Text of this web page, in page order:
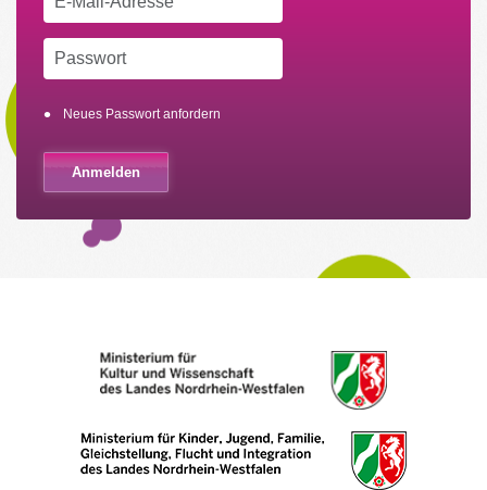
Neues Passwort anfordern